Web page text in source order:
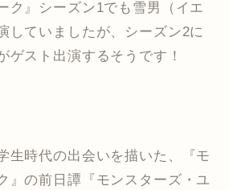
ク』シーズン1でも雪男（イエ
していましたが、シーズン2に
ゲスト出演するそうです！
生時代の出会いを描いた、『モ
』の前日譚『モンスターズ・ユ